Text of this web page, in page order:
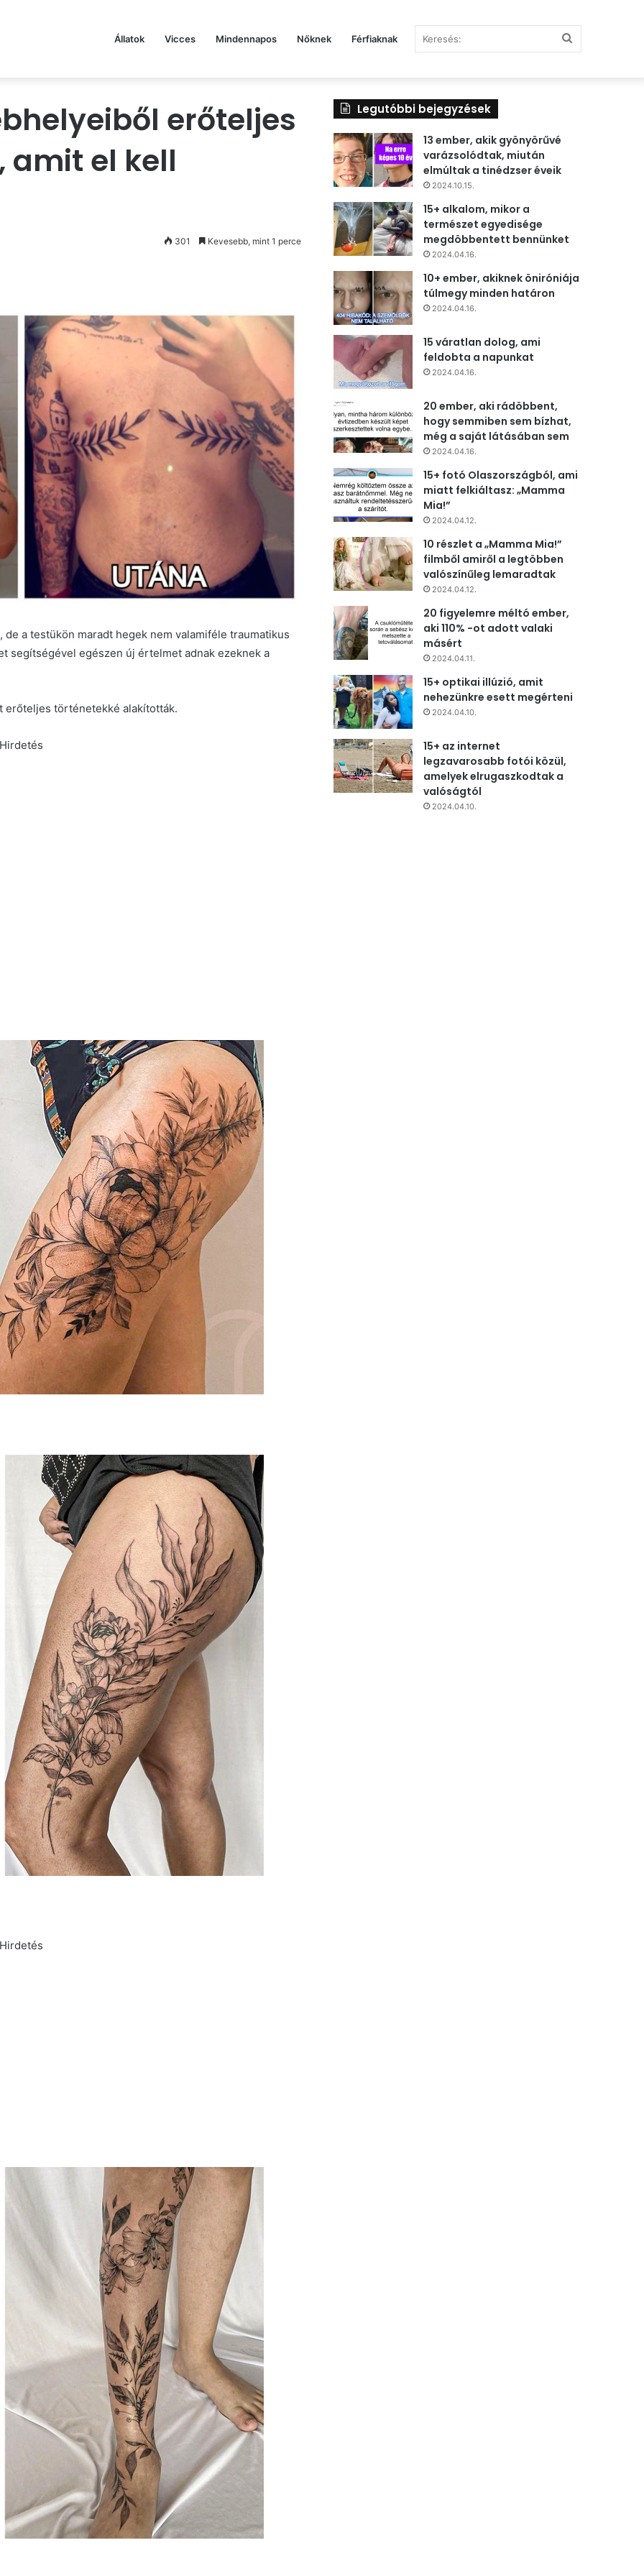
Állatok Vicces Mindennapos Nőknek Férfiaknak
erőteljes
amit el kell
301 Kevesebb, mint 1 perce
a testükön maradt hegek nem valamiféle traumatikus
segítségével egészen új értelmet adnak ezeknek a
erőteljes történetekké alakították.
Legutóbbi bejegyzések
13 ember, akik gyönyörűvé
varázsolódtak, miután
elmúltak a tinédzser éveik
2024.10.15.
15+ alkalom, mikor a
természet egyedisége
megdöbbentett bennünket
2024.04.16.
10+ ember, akiknek öniróniája
túlmegy minden határon
2024.04.16.
15 váratlan dolog, ami
feldobta a napunkat
2024.04.16.
20 ember, aki rádöbbent,
hogy semmiben sem bízhat,
még a saját látásában sem
2024.04.16.
15+ fotó Olaszországból, ami
miatt felkiáltasz: „Mamma
Mia!”
2024.04.12.
10 részlet a „Mamma Mia!”
filmből amiről a legtöbben
valószínűleg lemaradtak
2024.04.12.
20 figyelemre méltó ember,
aki 110% -ot adott valaki
másért
2024.04.11.
15+ optikai illúzió, amit
nehezünkre esett megérteni
2024.04.10.
15+ az internet
legzavarosabb fotói közül,
amelyek elrugaszkodtak a
valóságtól
2024.04.10.